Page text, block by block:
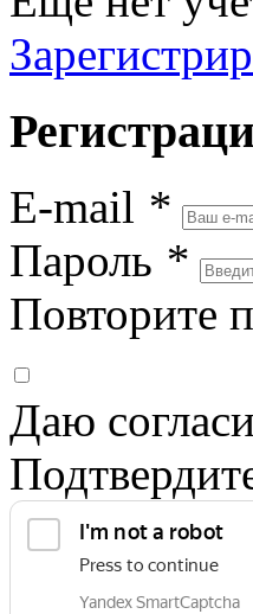
E-mail *
Пароль *
Повторите
Даю